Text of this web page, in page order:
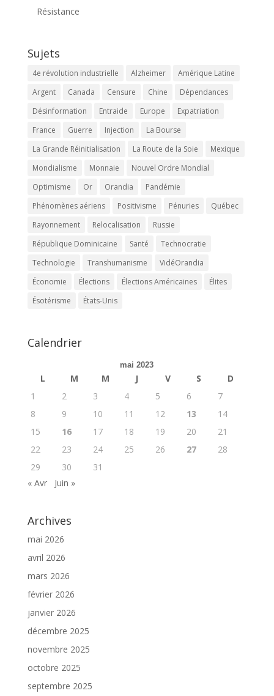
Résistance
Sujets
4e révolution industrielle Alzheimer
Amérique Latine
Argent
Canada Censure Chine
Dépendances
Désinformation
Entraide Europe
Expatriation
France
Guerre Injection
La Bourse
La Grande Réinitialisation
La Route de la Soie
Mexique
Mondialisme
Monnaie
Nouvel Ordre Mondial
Optimisme
Or Orandia
Pandémie
Phénomènes aériens
Positivisme Pénuries
Québec
Rayonnement
Relocalisation
Russie
République Dominicaine
Santé
Technocratie
Technologie
Transhumanisme
VidéOrandia
Économie
Élections Élections Américaines
Élites
Ésotérisme
États-Unis
Calendrier
mai 2023
L M M J V S
D
1
2 3 4 5 6
7
8
9 10 11 12 13
14
15
16 17 18 19 20
21
22
23 24 25 26 27
28
29
30
31
« Avr
Juin »
Archives
mai 2026
avril 2026
mars 2026
février 2026
janvier 2026
décembre 2025
novembre 2025
octobre 2025
septembre 2025